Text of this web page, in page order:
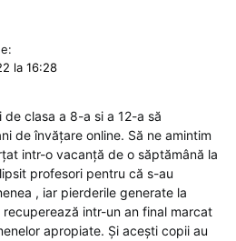
la 16:28
clasa a 8-a si a 12-a să
de învățare online. Să ne amintim
intr-o vacanță de o săptămână la
profesori pentru că s-au
, iar pierderile generate la
intr-un an final marcat
apropiate. Și acești copii au